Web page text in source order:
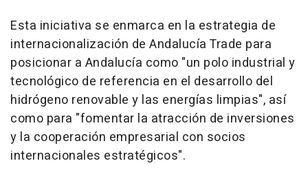
Esta iniciativa se enmarca en la estrategia de
internacionalización de Andalucía Trade para
posicionar a Andalucía como "un polo industrial y
tecnológico de referencia en el desarrollo del
hidrógeno renovable y las energías limpias", así
como para "fomentar la atracción de inversiones
y la cooperación empresarial con socios
internacionales estratégicos".